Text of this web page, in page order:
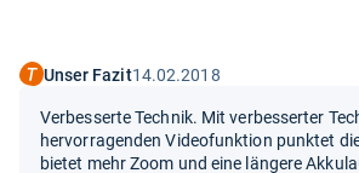
Unser Fazit14.02.2018
Verbesserte Technik. Mit verbesserter
hervorragenden Videofunktion punktet
bietet mehr Zoom und eine längere